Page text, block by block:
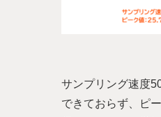
サンプリング速度
できておらず、ピ